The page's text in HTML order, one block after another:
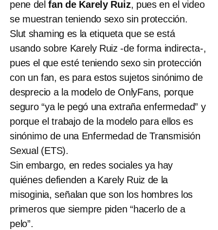
pene delfan de Karely Ruiz, pues en el video
se muestran teniendo sexo sin protección.
Slut shaming es la etiqueta que se está
usando sobre Karely Ruiz -de forma indirecta-,
pues el que esté teniendo sexo sin protección
con un fan, es para estos sujetos sinónimo de
desprecio a la modelo de OnlyFans, porque
seguro “ya le pegó una extraña enfermedad” y
porque el trabajo de la modelo para ellos es
sinónimo de una Enfermedad de Transmisión
Sexual (ETS).
Sin embargo, en redes sociales ya hay
quiénes defienden a Karely Ruiz de la
misoginia, señalan que son los hombres los
primeros que siempre piden “hacerlo de a
pelo”.